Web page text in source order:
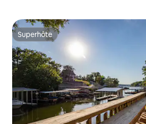
Superhôte
Superhôte